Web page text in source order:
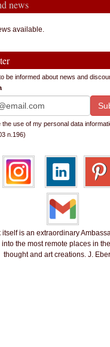
news
available.
be informed about news and
the use of my personal data
n.196)
is an extraordinary
the most remote places in
thought and art creations. J.